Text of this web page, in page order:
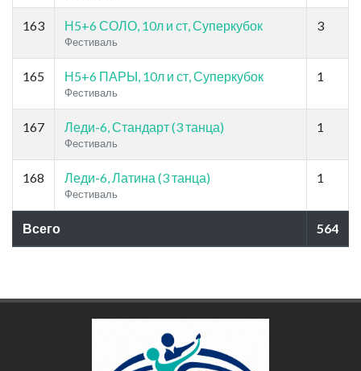
163 Н5+6 СОЛО, 10л и ст, Суперкубок
Фестиваль
3
165 Н5+6 ПАРЫ, 10л и ст, Суперкубок
Фестиваль
1
167 Леди-6, Стандарт (3 танца)
Фестиваль
1
168 Леди-6, Латина (3 танца)
Фестиваль
1
Всего 564